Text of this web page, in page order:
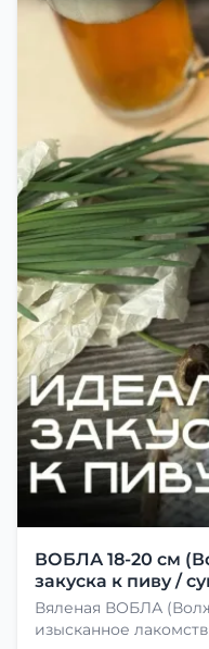
ВОБЛА 18-20 см
закуска к пиву /
Вяленая ВОБЛА
изысканное